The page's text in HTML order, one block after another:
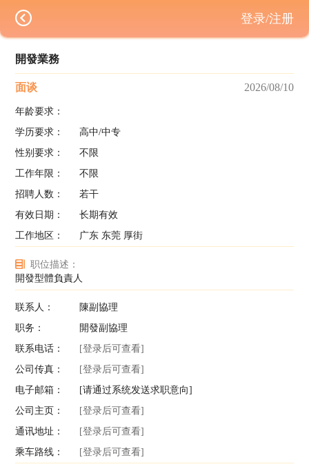
開發業務
面谈 2026/08/10
年龄要求：
学历要求：
高中/中专
性别要求：
不限
工作年限：
不限
招聘人数：
若干
有效日期：
长期有效
工作地区：
广东 东莞 厚街
职位描述：
開發型體負責人
联系人：
陳副協理
职务：
開發副協理
联系电话：
[登录后可查看]
公司传真：
[登录后可查看]
电子邮箱：
[请通过系统发送求职意向]
公司主页：
[登录后可查看]
通讯地址：
[登录后可查看]
乘车路线：
[登录后可查看]
登录/注册